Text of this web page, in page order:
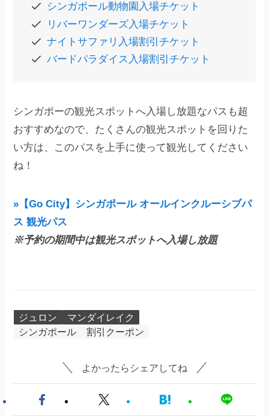
シンガポール動物園入場チケット
リバーワンダーズ入場チケット
ナイトサファリ入場割引チケット
バードパラダイス入場割引チケット
シンガポーの観光スポットへ入場し放題なパスも超
おすすめなので、たくさんの観光スポットを回りた
い方は、このパスを上手に使って観光してください
ね！
»【Go City】シンガポール オールインクルーシブパ
ス 観光パス
※予約の期間中は観光スポットへ入場し放題
ジュロン
マンダイレイク
シンガポール
割引クーポン
よかったらシェアしてね